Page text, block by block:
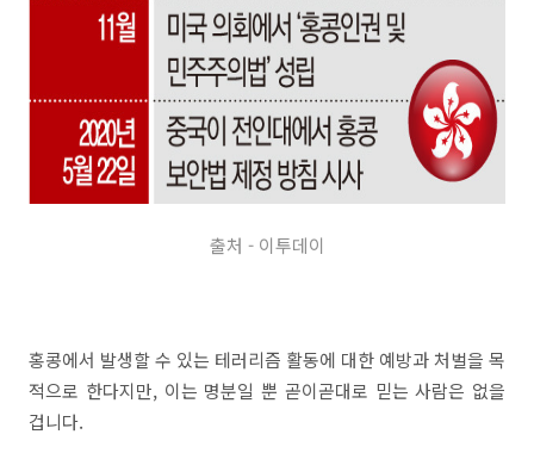
출처 - 이투데이
홍콩에서 발생할 수 있는 테러리즘 활동에 대한 예방과 처벌을 목
적으로 한다지만, 이는 명분일 뿐 곧이곧대로 믿는 사람은 없을
겁니다.